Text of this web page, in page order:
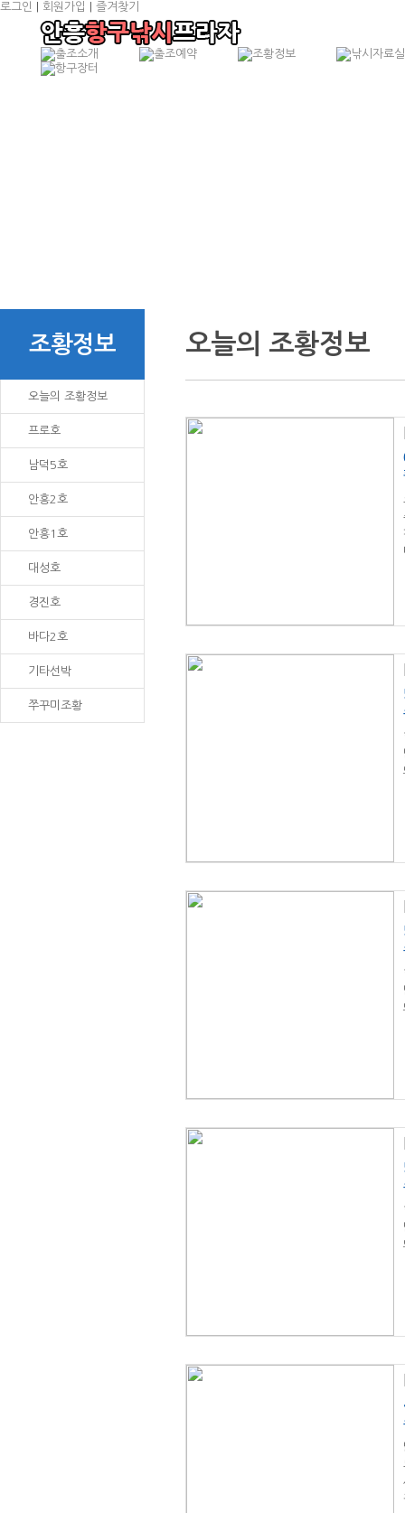
로그인 회원가입 즐겨찾기
조황정보
오늘의 조황정보
프로호
남덕5호
안흥2호
안흥1호
대성호
경진호
바다2호
기타선박
쭈꾸미조황
오늘의 조황정보